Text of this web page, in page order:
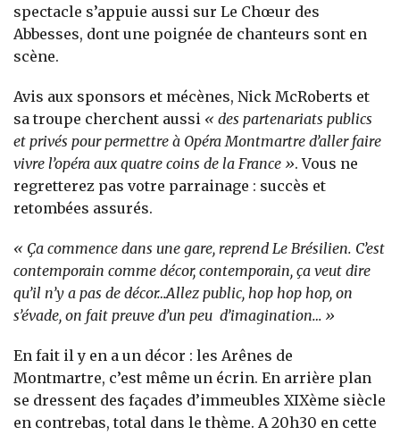
spectacle s’appuie aussi sur Le Chœur des
Abbesses, dont une poignée de chanteurs sont en
scène.
Avis aux sponsors et mécènes, Nick McRoberts et
sa troupe cherchent aussi « des partenariats publics
et privés pour permettre à Opéra Montmartre d’aller faire
vivre l’opéra aux quatre coins de la France ». Vous ne
regretterez pas votre parrainage : succès et
retombées assurés.
« Ça commence dans une gare, reprend Le Brésilien. C’est
contemporain comme décor, contemporain, ça veut dire
qu’il n’y a pas de décor…Allez public, hop hop hop, on
s’évade, on fait preuve d’un peu d’imagination… »
En fait il y en a un décor : les Arênes de
Montmartre, c’est même un écrin. En arrière plan
se dressent des façades d’immeubles XIXème siècle
en contrebas, total dans le thème. A 20h30 en cette